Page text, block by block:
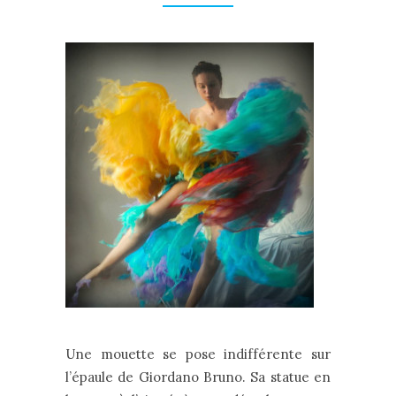
Une mouette se pose indifférente sur
l’épaule de Giordano Bruno. Sa statue en